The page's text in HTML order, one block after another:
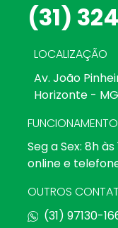
(31)
LOCALIZAÇÃO
Av. João
Horizonte -
FUNCIONAMENTO
Seg a Sex: 8h
online e
OUTROS
(31) 97130-